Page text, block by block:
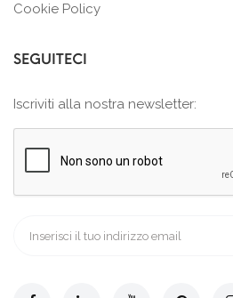
Cookie Policy
SEGUITECI
Iscriviti alla nostra newsletter: